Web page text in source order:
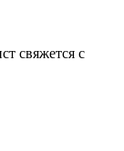
свяжется с